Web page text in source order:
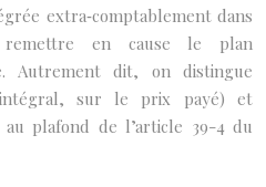
extra‑comptablement dans
en cause le plan
Autrement dit, on distingue
sur le prix payé) et
plafond de l’article 39-4 du